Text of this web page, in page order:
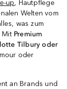
up, Hautpflege
Welten vom
was zum
Mit Premium
Tilbury oder
oder
an Brands und